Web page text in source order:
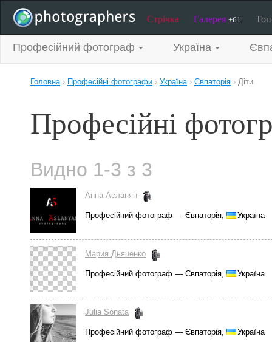
Стрічка Галерея +61
Професійний фотограф Україна
Головна› Професійні фотографи › Україна› Євпаторія › Діти
Професійні
Видно 1-3 з 3
Анна Асланян
Професійний фотограф — Євпаторія, Україна
Мария Дьяченко
Професійний фотограф — Євпаторія, Україна
Julia Sonata
Професійний фотограф — Євпаторія, Україна